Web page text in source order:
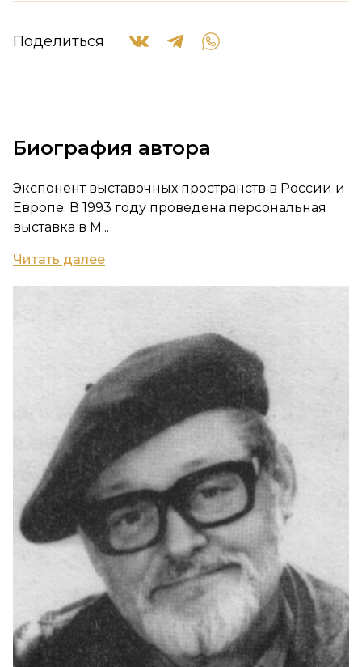
Поделиться
Биография автора
Экспонент выставочных пространств в России и
Европе. В 1993 году проведена персональная
выставка в М...
Читать далее